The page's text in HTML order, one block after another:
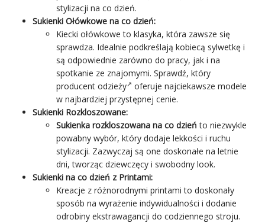
stylizacji na co dzień.
Sukienki Ołówkowe na co dzień:
Kiecki ołówkowe to klasyka, która zawsze się
sprawdza. Idealnie podkreślają kobiecą sylwetkę i
są odpowiednie zarówno do pracy, jak i na
spotkanie ze znajomymi. Sprawdź, który
producent odzieży
oferuje najciekawsze modele
w najbardziej przystępnej cenie.
Sukienki Rozkloszowane:
Sukienka rozkloszowana na co dzień to niezwykle
powabny wybór, który dodaje lekkości i ruchu
stylizacji. Zazwyczaj są one doskonałe na letnie
dni, tworząc dziewczęcy i swobodny look.
Sukienki na co dzień z Printami:
Kreacje z różnorodnymi printami to doskonały
sposób na wyrażenie indywidualności i dodanie
odrobiny ekstrawagancji do codziennego stroju.